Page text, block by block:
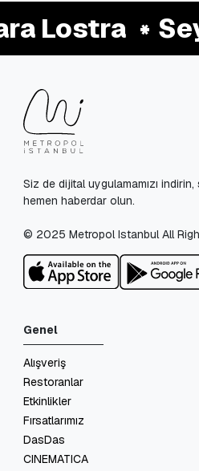
Lostra
Siz de dijital uygulamamızı
hemen haberdar olun.
© 2025 Metropol Istanbul All
Genel
Alışveriş
Restoranlar
Etkinlikler
Fırsatlarımız
DasDas
CINEMATICA